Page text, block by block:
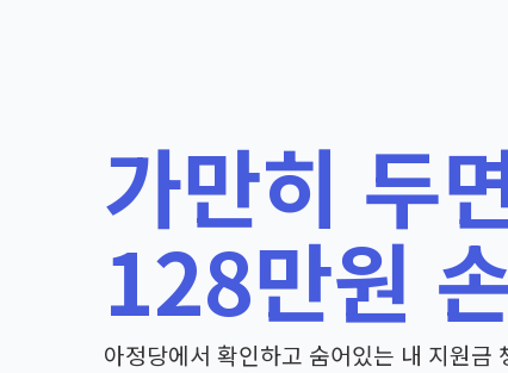
가만히 두
128만원
아정당에서 확인하고 숨어있는 내 지원금